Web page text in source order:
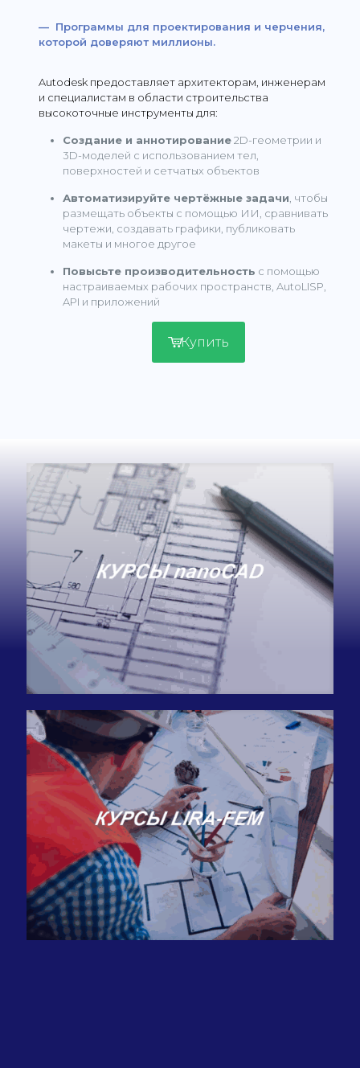
— Программы для проектирования и черчения,
которой доверяют миллионы.
Autodesk предоставляет архитекторам, инженерам
и специалистам в области строительства
высокоточные инструменты для:
Создание и аннотирование2D-геометрии и
3D-моделей с использованием тел,
поверхностей и сетчатых объектов
Автоматизируйте чертёжные задачи, чтобы
размещать объекты с помощью ИИ, сравнивать
чертежи, создавать графики, публиковать
макеты и многое другое
Повысьте производительность с помощью
настраиваемых рабочих пространств, AutoLISP,
API и приложений
Купить